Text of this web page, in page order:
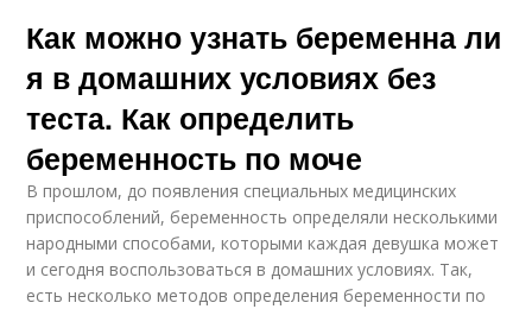
Как можно узнать беременна ли
я в домашних условиях без
теста. Как определить
беременность по моче
В прошлом, до появления специальных медицинских
приспособлений, беременность определяли несколькими
народными способами, которыми каждая девушка может
и сегодня воспользоваться в домашних условиях. Так,
есть несколько методов определения беременности по